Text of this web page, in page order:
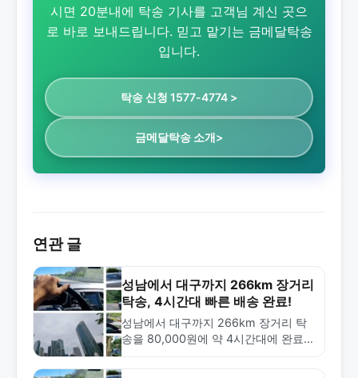
시면 20분내에 탁송 기사를 고객님 계신 곳으
로 바로 보내드립니다. 믿고 맡기는 금메달탁송
입니다.
탁송 신청 1577-4774 >
금메달탁송 소개>
연관 글
성남에서 대구까지 266km 장거리
탁송, 4시간대 빠른 배송 완료!
성남에서 대구까지 266km 장거리 탁
송을 80,000원에 약 4시간대에 완료한